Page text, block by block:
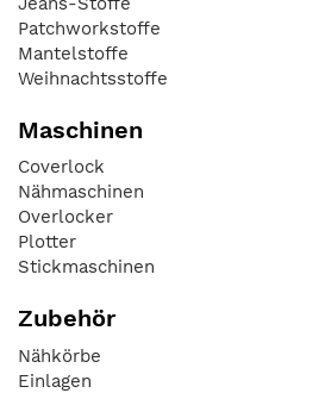
Patchworkstoffe
Mantelstoffe
Weihnachtsstoffe
Maschinen
Coverlock
Nähmaschinen
Overlocker
Plotter
Stickmaschinen
Zubehör
Nähkörbe
Einlagen